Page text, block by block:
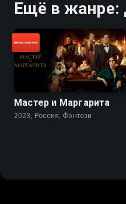
Ещё в жанре:
Мастер и Маргарита
2023, Россия, Фэнтези